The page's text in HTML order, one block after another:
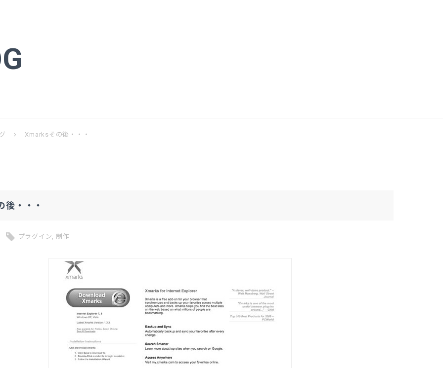
chevron_right Xmarksその後・・・
後・・・
プラグイン, 制作